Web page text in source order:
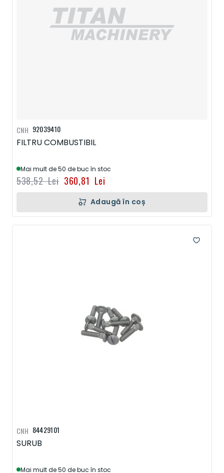
92039410
FILTRU COMBUSTIBIL
Mai mult de 50 de buc în stoc
360,81 Lei
538,52 Lei
CNH
Adaugă în coș
84429101
SURUB
Mai mult de 50 de buc în stoc
CNH